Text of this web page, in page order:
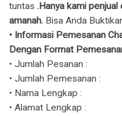
tuntas .Hanya kami
amanah. Bisa Anda
​• Informasi Pemesanan
Dengan Format
• Jumlah Pesanan :
• Jumlah Pemesanan :
• Nama Lengkap :
• Alamat Lengkap :